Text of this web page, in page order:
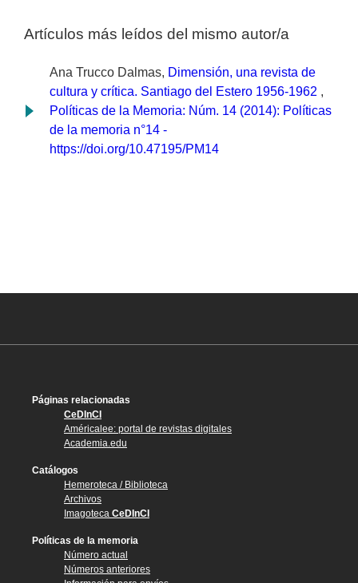
Artículos más leídos del mismo autor/a
Ana Trucco Dalmas, Dimensión, una revista de
cultura y crítica. Santiago del Estero 1956-1962 ,
Políticas de la Memoria: Núm. 14 (2014): Políticas
de la memoria n°14 -
https://doi.org/10.47195/PM14
Páginas relacionadas
CeDInCI
Américalee: portal de revistas digitales
Academia.edu
Catálogos
Hemeroteca / Biblioteca
Archivos
Imagoteca CeDInCI
Políticas de la memoria
Número actual
Números anteriores